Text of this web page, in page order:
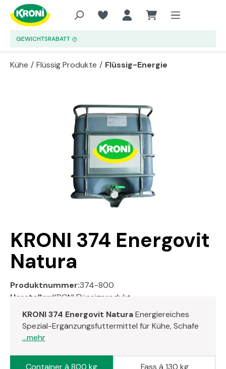
Zum Hauptinhalt springen
GEWICHTSRABATT
Kühe / Flüssig Produkte / Flüssig-Energie
Bildergalerie überspringen
KRONI 374 Energovit
Natura
Produktnummer:374-800
Hersteller:KRONI Flüssigprodukt
KRONI 374 Energovit NaturaEnergiereiches
Spezial-Ergänzungsfuttermittel für Kühe, Schafe
...mehr
Container à 800 kg Fass à 130 kg